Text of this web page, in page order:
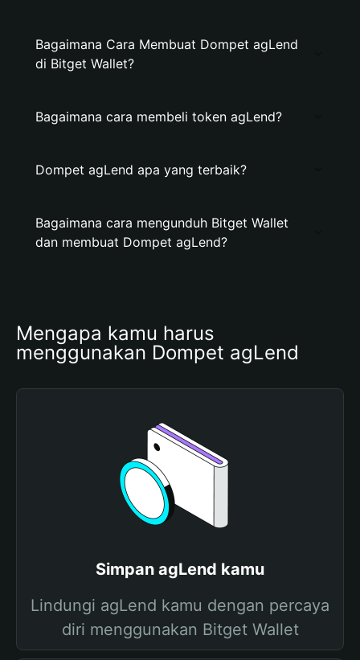
Bagaimana Cara Membuat Dompet agLend
di Bitget Wallet?
Bagaimana cara membeli token agLend?
Dompet agLend apa yang terbaik?
Bagaimana cara mengunduh Bitget Wallet
dan membuat Dompet agLend?
Mengapa kamu harus
menggunakan Dompet agLend
Simpan agLend kamu
Lindungi agLend kamu dengan percaya
diri menggunakan Bitget Wallet